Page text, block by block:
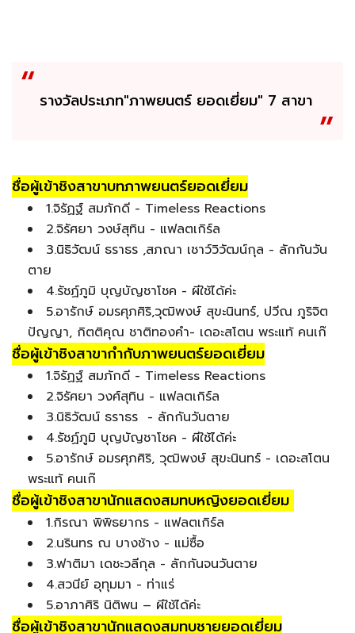
รางวัลประเภท"ภาพยนตร์ ยอดเยี่ยม" 7 สาขา
ชื่อผู้เข้าชิงสาขาบทภาพยนตร์ยอดเยี่ยม
1.จิรัฏฐ์ สมภักดี - Timeless Reactions
2.จิรัศยา วงษ์สุทิน - แฟลตเกิร์ล
3.นิธิวัฒน์ ธราธร ,สภณา เชาว์วิวัฒน์กุล - ลักกันวัน
ตาย
4.รัชฏ์ภูมิ บุญบัญชาโชค - ผีใช้ได้ค่ะ
5.อารักษ์ อมรศุภศิริ,วุฒิพงษ์ สุขะนินทร์, ปวีณ ภูริจิต
ปัญญา, กิตติคุณ ชาติทองคำ- เดอะสโตน พระแท้ คนเก๊
ชื่อผู้เข้าชิงสาขากำกับภาพยนตร์ยอดเยี่ยม
1.จิรัฏฐ์ สมภักดี - Timeless Reactions
2.จิรัศยา วงศ์สุทิน - แฟลตเกิร์ล
3.นิธิวัฒน์ ธราธร - ลักกันวันตาย
4.รัชฏ์ภูมิ บุญบัญชาโชค - ผีใช้ได้ค่ะ
5.อารักษ์ อมรศุภศิริ, วุฒิพงษ์ สุขะนินทร์ - เดอะสโตน
พระแท้ คนเก๊
ชื่อผู้เข้าชิงสาขานักแสดงสมทบหญิงยอดเยี่ยม
1.กิรณา พิพิธยากร - แฟลตเกิร์ล
2.นรินทร ณ บางช้าง - แม่ซื้อ
3.ฟาติมา เดชะวลีกุล - ลักกันจนวันตาย
4.สวนีย์ อุทุมมา - ท่าแร่
5.อาภาศิริ นิติพน – ผีใช้ได้ค่ะ
ชื่อผู้เข้าชิงสาขานักแสดงสมทบชายยอดเยี่ยม